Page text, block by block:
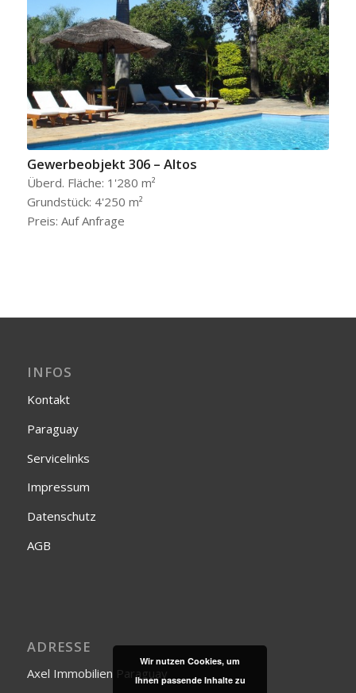
Gewerbeobjekt 306 – Altos
Überd. Fläche: 1'280 m²
Grundstück: 4'250 m²
Preis: Auf Anfrage
INFOS
Kontakt
Paraguay
Servicelinks
Impressum
Datenschutz
AGB
ADRESSE
Axel Immobilien Paraguay
Wir nutzen Cookies, um
Ihnen passende Inhalte zu